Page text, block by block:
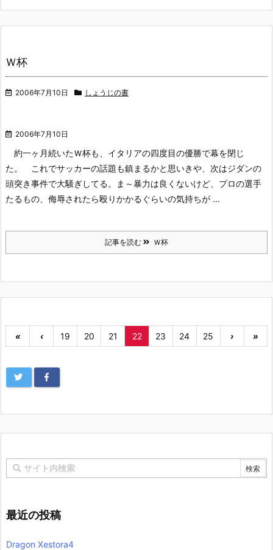
Ｗ杯
2006年7月10日 しょうじの書
2006年7月10日
約一ヶ月続いたＷ杯も、イタリアの四度目の優勝で幕を閉じ
た。
これでサッカーの話題も鎮まるかと思いきや、次はジダンの
頭突き事件で大騒ぎしてる。ま～暴力は良くないけど、プロの選手
たるもの、侮辱されたら殴りかかるぐらいの気持ちが ...
記事を読む Ｗ杯
« ‹ 19 20 21 22 23 24 25 › »
最近の投稿
Dragon Xestora4